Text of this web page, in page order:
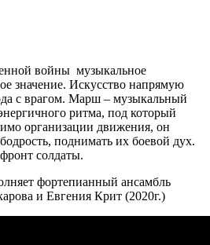
войны музыкальное
значение. Искусство напрямую
с врагом. Марш – музыкальный
ритма, под который
организации движения, он
поднимать их боевой дух.
солдаты.
фортепианный ансамбль
и Евгения Крит (2020г.)